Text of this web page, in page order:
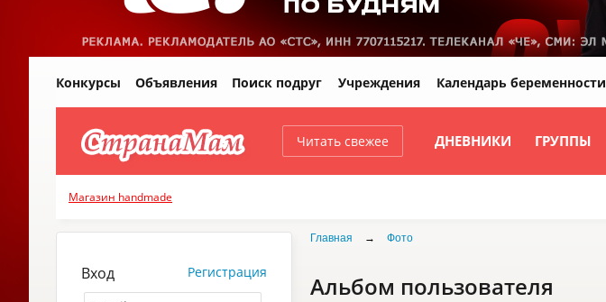
Читать свежее ДНЕВНИКИ ГРУППЫ
Конкурсы Объявления Поиск подруг Учреждения Календарь беременности
Магазин handmade
Главная → Фото
Альбом пользователя
Вход Регистрация